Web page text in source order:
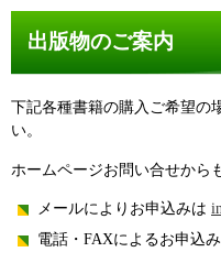
出版物のご案内
下記各種書籍の購入ご希望の
い。
ホームページお問い合せから
メールによりお申込みは
電話・FAXによるお申込